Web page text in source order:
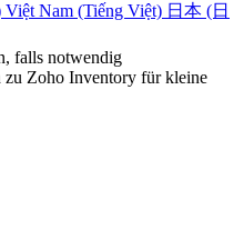
Việt Nam (Tiếng Việt) 日本 (日
falls notwendig
zu Zoho Inventory für kleine